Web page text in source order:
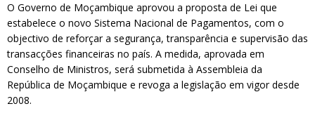
O Governo de Moçambique aprovou a proposta de Lei que
estabelece o novo Sistema Nacional de Pagamentos, com o
objectivo de reforçar a segurança, transparência e supervisão das
transacções financeiras no país. A medida, aprovada em
Conselho de Ministros, será submetida à Assembleia da
República de Moçambique e revoga a legislação em vigor desde
2008.